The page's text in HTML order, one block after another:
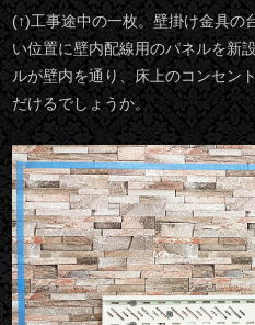
(↑)工事途中の一枚。壁掛け金具の
い位置に壁内配線用のパネルを新
ルが壁内を通り、床上のコンセン
だけるでしょうか。